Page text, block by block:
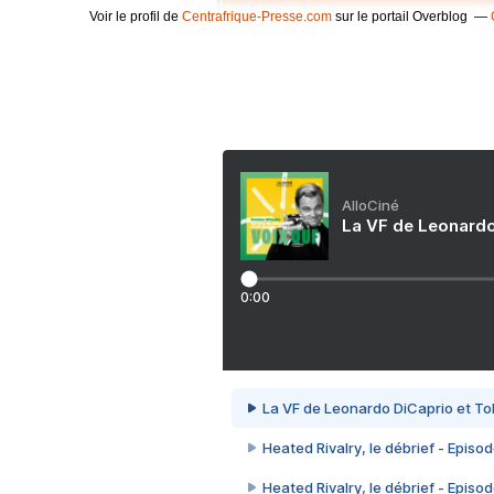
Voir le profil de Centrafrique-Presse.com sur le portail Overblog
AlloCiné
La VF de
0:00
La VF de Leonardo DiCaprio et
Heated Rivalry, le débrief -
Heated Rivalry, le débrief -